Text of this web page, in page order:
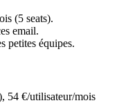
(5 seats).
email.
petites équipes.
54 €/utilisateur/mois